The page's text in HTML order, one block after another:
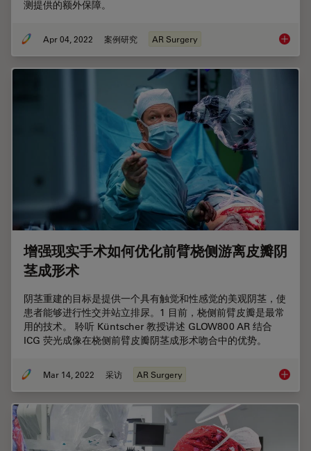
测提供的额外保障。
Apr 04, 2022 案例研究 AR Surgery 应用
增强现实手术如何优化前臂桡侧游离皮瓣阴
茎成形术
阴茎重建的目标是提供一个具有触觉和性感觉的美观阴茎，使
患者能够进行性交并站立排尿。1 目前，桡侧前臂皮瓣是最常
用的技术。 聆听 Küntscher 教授讲述 GLOW800 AR 结合
ICG 荧光成像在桡侧前臂皮瓣阴茎成形术吻合中的优势。
Mar 14, 2022 采访 AR Surgery 增强现